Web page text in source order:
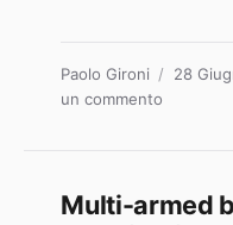
Autore
Paolo Gironi 28
un commento
l’intento
Multi-armed